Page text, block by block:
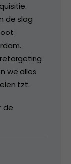
de slag
we alles
tzt.
de